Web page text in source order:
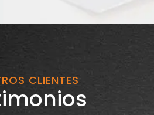
CLIENTES